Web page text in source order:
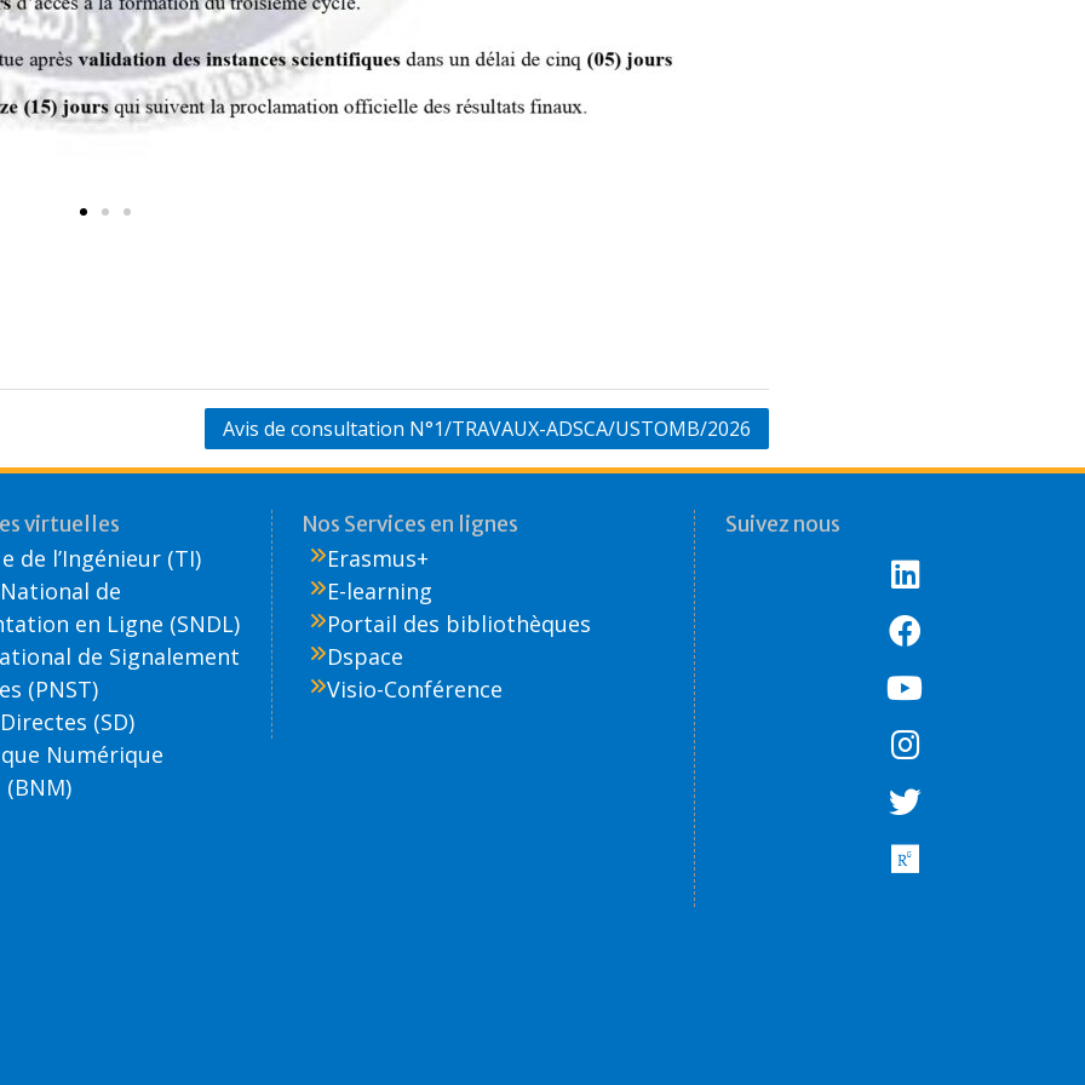
Avis de consultation N°1/TRAVAUX-ADSCA/USTOMB/2026
virtuelles
de l’Ingénieur (TI)
de
en Ligne (SNDL)
de Signalement
(PNST)
(SD)
Numérique
Nos Services en lignes
Erasmus+
E-learning
Portail des bibliothèques
Dspace
Visio-Conférence
Suivez nous